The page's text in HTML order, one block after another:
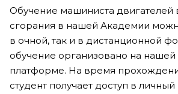
Обучение машиниста двигателей
сгорания в нашей Академии
в очной, так и в дистанционной
обучение организовано на нашей
платформе. На время
студент получает доступ в